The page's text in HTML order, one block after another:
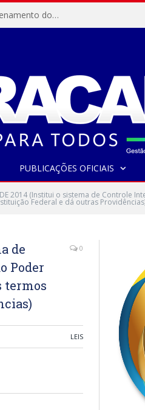
Resex Maracanã avança no processo de gestão e ordenamento do turismo em nossas áreas protegidas.
PUBLICAÇÕES OFICIAIS
DE 2014 (Institui o sistema de Controle
Federal e dá outras
de
Poder
termos
0
LEIS